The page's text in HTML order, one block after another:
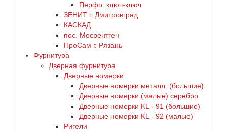
Перфо. ключ-ключ
ЗЕНИТ г. Дмитровград
КАСКАД
пос. Мосрентген
ПроСам г. Рязань
Фурнитура
Дверная фурнитура
Дверные номерки
Дверные номерки металл. (большие)
Дверные номерки (малые) серебро
Дверные номерки KL - 91 (большие)
Дверные номерки KL - 92 (малые)
Ригели